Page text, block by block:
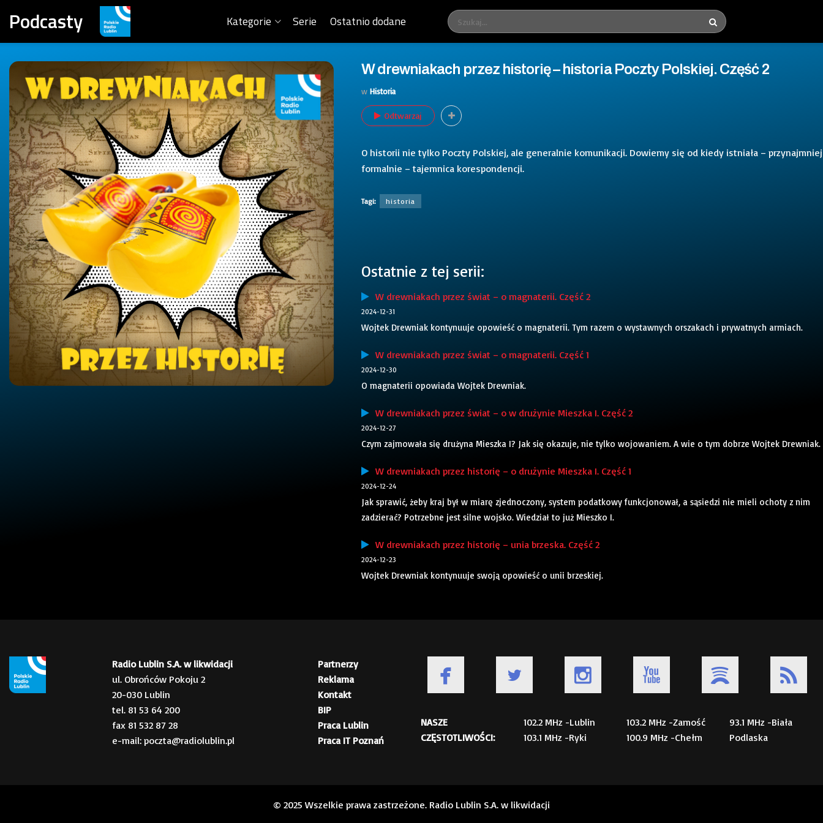
Podcasty Kategorie Serie Ostatnio dodane
W drewniakach przez historię – historia Poczty Polskiej. Część 2
w Historia
Odtwarzaj
O historii nie tylko Poczty Polskiej, ale generalnie komunikacji. Dowiemy się od kiedy istniała – przynajmniej
formalnie – tajemnica korespondencji.
Tagi: historia
Ostatnie z tej serii:
W drewniakach przez świat – o magnaterii. Część 2
2024-12-31
Wojtek Drewniak kontynuuje opowieść o magnaterii. Tym razem o wystawnych orszakach i prywatnych armiach.
W drewniakach przez świat – o magnaterii. Część 1
2024-12-30
O magnaterii opowiada Wojtek Drewniak.
W drewniakach przez świat – o w drużynie Mieszka I. Część 2
2024-12-27
Czym zajmowała się drużyna Mieszka I? Jak się okazuje, nie tylko wojowaniem. A wie o tym dobrze Wojtek Drewniak.
W drewniakach przez historię – o drużynie Mieszka I. Część 1
2024-12-24
Jak sprawić, żeby kraj był w miarę zjednoczony, system podatkowy funkcjonował, a sąsiedzi nie mieli ochoty z nim
zadzierać? Potrzebne jest silne wojsko. Wiedział to już Mieszko I.
W drewniakach przez historię – unia brzeska. Część 2
2024-12-23
Wojtek Drewniak kontynuuje swoją opowieść o unii brzeskiej.
Radio Lublin S.A. w likwidacji
ul. Obrońców Pokoju 2
20-030 Lublin
tel. 81 53 64 200
fax 81 532 87 28
e-mail: poczta@radiolublin.pl
Partnerzy
Reklama
Kontakt
BIP
Praca Lublin
Praca IT Poznań
NASZE
CZĘSTOTLIWOŚCI:
102.2 MHz -Lublin
103.1 MHz -Ryki
103.2 MHz -Zamość
100.9 MHz -Chełm
93.1 MHz -Biała
Podlaska
© 2025 Wszelkie prawa zastrzeżone. Radio Lublin S.A. w likwidacji